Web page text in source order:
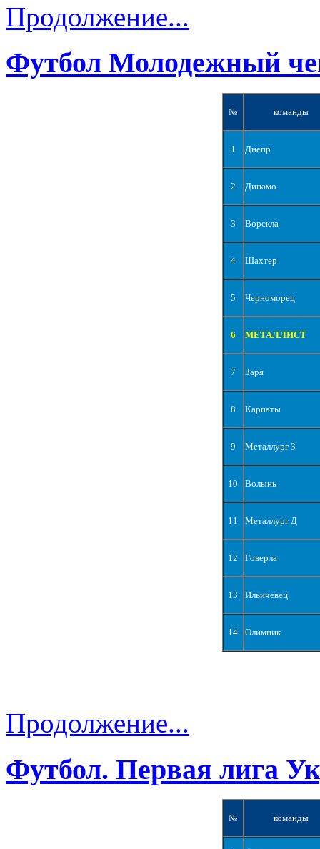
Продолжение...
Футбол Молодежный
№ команды
1 Днепр
2 Динамо
3 Ворскла
4 Шахтер
5 Черноморец
6 МЕТАЛЛИСТ
7 Заря
8 Карпаты
9 Металлург З
10 Волынь
11 Металлург Д
12 Говерла
13 Ильичевец
14 Олимпик
Продолжение...
Футбол. Первая лига
№ команды